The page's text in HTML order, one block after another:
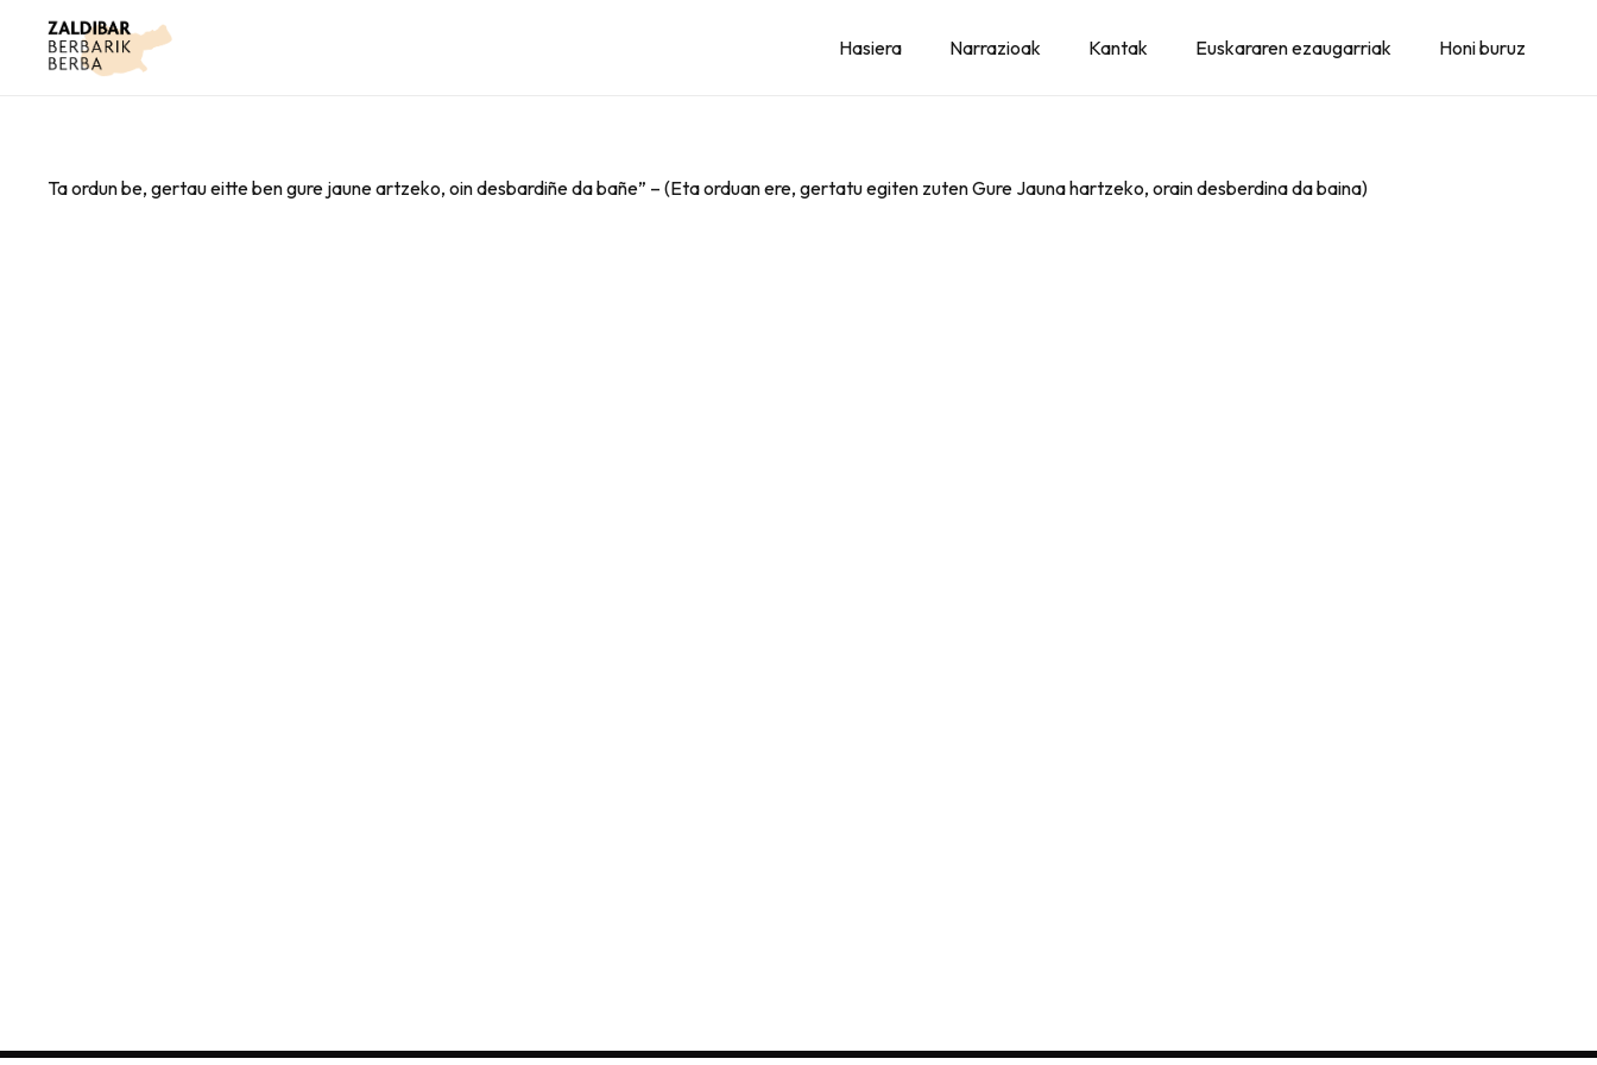
Hasiera Narrazioak Kantak Euskararen ezaugarriak Honi buruz
Ta ordun be, gertau eitte ben gure jaune artzeko, oin desbardiñe da bañe” – (Eta orduan ere, gertatu egiten zuten Gure Jauna hartzeko, orain desberdina da baina)